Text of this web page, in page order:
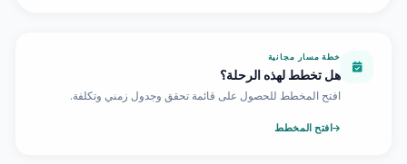
خطة مسار مجانية
هل تخطط لهذه الرحلة؟
افتح المخطط للحصول على قائمة تحقق وجدول زمني وتكلفة.
افتح المخطط